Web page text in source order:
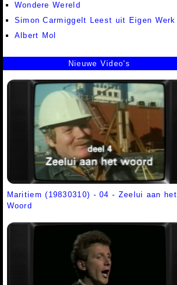
Wondere Wereld
Simon Carmiggelt Leest uit Eigen Werk
Albert Mol
Nieuwe Video's
Maritiem (19830310) - 04 - Zeelui aan het
Woord